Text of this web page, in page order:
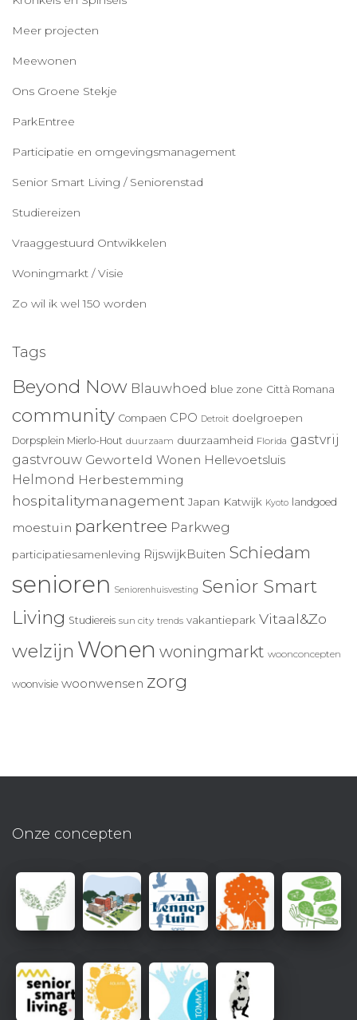
Meer projecten
Meewonen
Ons Groene Stekje
ParkEntree
Participatie en omgevingsmanagement
Senior Smart Living / Seniorenstad
Studiereizen
Vraaggestuurd Ontwikkelen
Woningmarkt / Visie
Zo wil ik wel 150 worden
Tags
Beyond Now Blauwhoed blue zone Città Romana
community Compaen CPO Detroit doelgroepen
Dorpsplein Mierlo-Hout duurzaam duurzaamheid Florida gastvrij
gastvrouw Geworteld Wonen Hellevoetsluis
Helmond Herbestemming
hospitalitymanagement Japan Katwijk Kyoto landgoed
moestuin parkentree Parkweg
participatiesamenleving RijswijkBuiten Schiedam
senioren Seniorenhuisvesting Senior Smart
Living Studiereis sun city trends vakantiepark Vitaal&Zo
welzijn Wonen woningmarkt woonconcepten
woonvisie woonwensen zorg
Onze concepten